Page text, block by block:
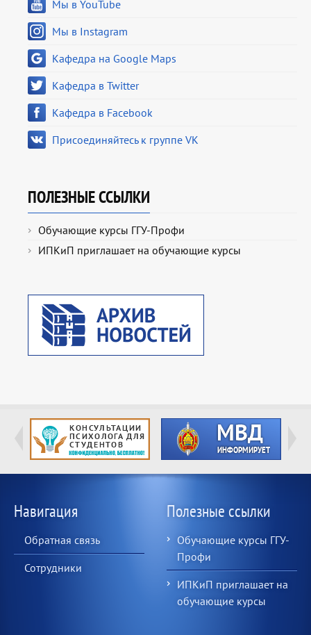
Мы в YouTube
Мы в Instagram
Кафедра на Google Maps
Кафедра в Twitter
Кафедра в Facebook
Присоединяйтесь к группе VK
ПОЛЕЗНЫЕ ССЫЛКИ
Обучающие курсы ГГУ-Профи
ИПКиП приглашает на обучающие курсы
Навигация
Обратная связь
Сотрудники
Полезные ссылки
Обучающие курсы ГГУ-
Профи
ИПКиП приглашает на
обучающие курсы